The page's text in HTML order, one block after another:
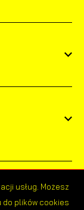
usług. Możesz
plików cookies